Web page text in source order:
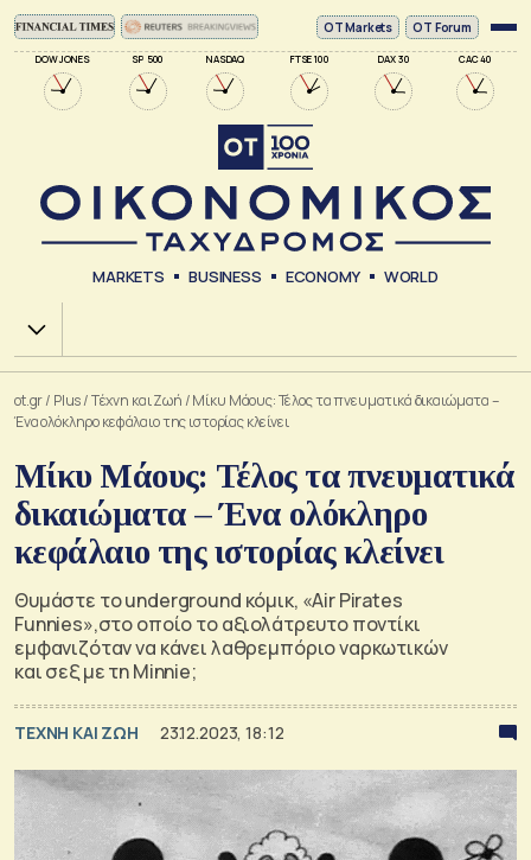
DOW JONES SP 500 NASDAQ FTSE 100 DAX 30 CAC 40
ΟΤ Markets OT Forum
MARKETS BUSINESS ECONOMY WORLD
Χ.Α.
ot.gr/ Plus/Tέχνη και Ζωή /Μίκυ Μάους: Τέλος τα πνευματικά δικαιώματα –
Ένα ολόκληρο κεφάλαιο της ιστορίας κλείνει
Μίκυ Μάους: Τέλος τα πνευματικά
δικαιώματα – Ένα ολόκληρο
κεφάλαιο της ιστορίας κλείνει
Θυμάστε το underground κόμικ, «Air Pirates
Funnies»,στο οποίο το αξιολάτρευτο ποντίκι
εμφανιζόταν να κάνει λαθρεμπόριο ναρκωτικών
και σεξ με τη Minnie;
TΕΧΝΗ ΚΑΙ ΖΩΗ 23.12.2023, 18:12